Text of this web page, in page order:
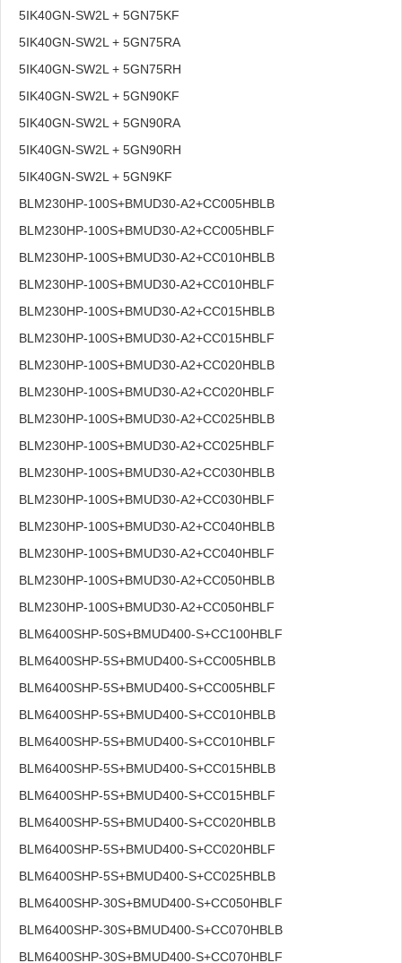
5IK40GN-SW2L + 5GN75KF
5IK40GN-SW2L + 5GN75RA
5IK40GN-SW2L + 5GN75RH
5IK40GN-SW2L + 5GN90KF
5IK40GN-SW2L + 5GN90RA
5IK40GN-SW2L + 5GN90RH
5IK40GN-SW2L + 5GN9KF
BLM230HP-100S+BMUD30-A2+CC005HBLB
BLM230HP-100S+BMUD30-A2+CC005HBLF
BLM230HP-100S+BMUD30-A2+CC010HBLB
BLM230HP-100S+BMUD30-A2+CC010HBLF
BLM230HP-100S+BMUD30-A2+CC015HBLB
BLM230HP-100S+BMUD30-A2+CC015HBLF
BLM230HP-100S+BMUD30-A2+CC020HBLB
BLM230HP-100S+BMUD30-A2+CC020HBLF
BLM230HP-100S+BMUD30-A2+CC025HBLB
BLM230HP-100S+BMUD30-A2+CC025HBLF
BLM230HP-100S+BMUD30-A2+CC030HBLB
BLM230HP-100S+BMUD30-A2+CC030HBLF
BLM230HP-100S+BMUD30-A2+CC040HBLB
BLM230HP-100S+BMUD30-A2+CC040HBLF
BLM230HP-100S+BMUD30-A2+CC050HBLB
BLM230HP-100S+BMUD30-A2+CC050HBLF
BLM6400SHP-50S+BMUD400-S+CC100HBLF
BLM6400SHP-5S+BMUD400-S+CC005HBLB
BLM6400SHP-5S+BMUD400-S+CC005HBLF
BLM6400SHP-5S+BMUD400-S+CC010HBLB
BLM6400SHP-5S+BMUD400-S+CC010HBLF
BLM6400SHP-5S+BMUD400-S+CC015HBLB
BLM6400SHP-5S+BMUD400-S+CC015HBLF
BLM6400SHP-5S+BMUD400-S+CC020HBLB
BLM6400SHP-5S+BMUD400-S+CC020HBLF
BLM6400SHP-5S+BMUD400-S+CC025HBLB
BLM6400SHP-30S+BMUD400-S+CC050HBLF
BLM6400SHP-30S+BMUD400-S+CC070HBLB
BLM6400SHP-30S+BMUD400-S+CC070HBLF